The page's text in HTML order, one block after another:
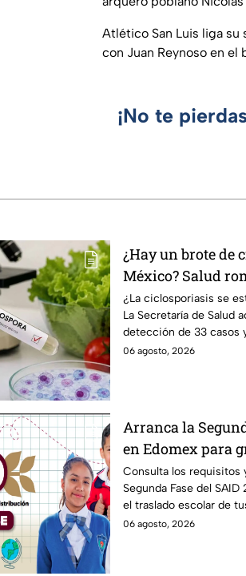
Atlético San Luis liga
con Juan Reynoso en el
¡No te
¿Hay un brote de
México? Salud
casos detectados
¿La ciclosporiasis se
La Secretaría de Salud
detección de 33 casos
un brote.
06 agosto, 2026
Arranca la
en Edomex para
Fechas clave y
de escuela
Consulta los requisitos
Segunda Fase del
el traslado escolar de
escolar.
06 agosto, 2026